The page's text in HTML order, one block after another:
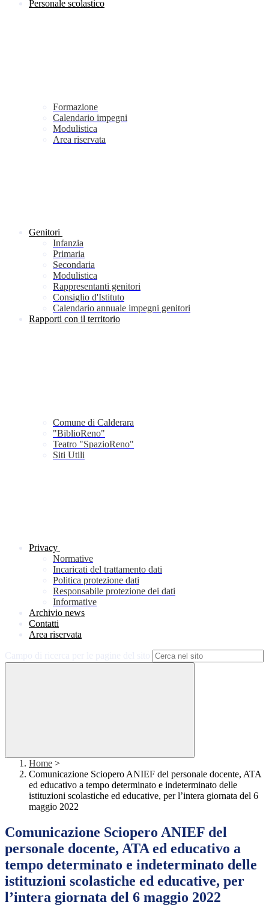
Personale scolastico
Formazione
Calendario impegni
Modulistica
Area riservata
Genitori
Infanzia
Primaria
Secondaria
Modulistica
Rappresentanti genitori
Consiglio d'Istituto
Calendario annuale impegni genitori
Rapporti con il territorio
Comune di Calderara
"BiblioReno"
Teatro "SpazioReno"
Siti Utili
Privacy
Normative
Incaricati del trattamento dati
Politica protezione dati
Responsabile protezione dei dati
Informative
Archivio news
Contatti
Area riservata
Home >
Comunicazione Sciopero ANIEF del personale docente, ATA
ed educativo a tempo determinato e indeterminato delle
istituzioni scolastiche ed educative, per l’intera giornata del 6
maggio 2022
Comunicazione Sciopero ANIEF del
personale docente, ATA ed educativo a
tempo determinato e indeterminato delle
istituzioni scolastiche ed educative, per
l’intera giornata del 6 maggio 2022